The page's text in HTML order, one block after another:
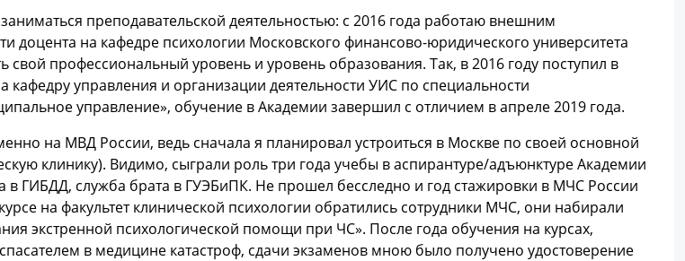
преподавательской деятельностью: с 2016 года работаю внешним
доцента на кафедре психологии Московского финансово-юридического университета
профессиональный уровень и уровень образования. Так, в 2016 году поступил в
управления и организации деятельности УИС по специальности
управление», обучение в Академии завершил с отличием в апреле 2019 года.
на МВД России, ведь сначала я планировал устроиться в Москве по своей основной
клинику). Видимо, сыграли роль три года учебы в аспирантуре/адъюнктуре Академии
в ГИБДД, служба брата в ГУЭБиПК. Не прошел бесследно и год стажировки в МЧС России
на факультет клинической психологии обратились сотрудники МЧС, они набирали
экстренной психологической помощи при ЧС». После года обучения на курсах,
в медицине катастроф, сдачи экзаменов мною было получено удостоверение